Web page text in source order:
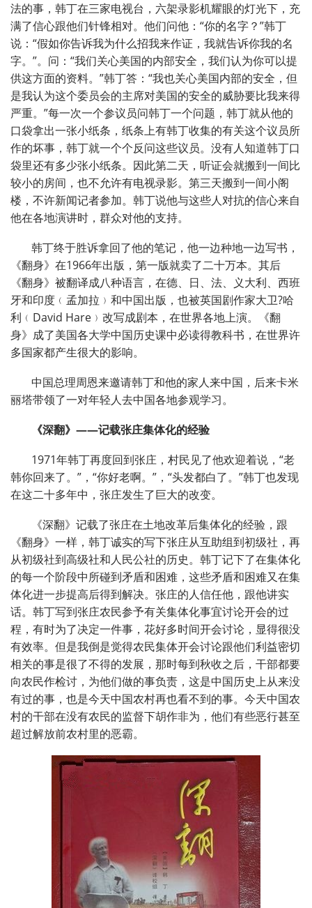
法的事，韩丁在三家电视台，六架录影机耀眼的灯光下，充
满了信心跟他们针锋相对。他们问他：“你的名字？”韩丁
说：“假如你告诉我为什么招我来作证，我就告诉你我的名
字。”。问：“我们关心美国的内部安全，我们认为你可以提
供这方面的资料。”韩丁答：“我也关心美国内部的安全，但
是我认为这个委员会的主席对美国的安全的威胁要比我来得
严重。”每一次一个参议员问韩丁一个问题，韩丁就从他的
口袋拿出一张小纸条，纸条上有韩丁收集的有关这个议员所
作的坏事，韩丁就一个个反问这些议员。没有人知道韩丁口
袋里还有多少张小纸条。因此第二天，听证会就搬到一间比
较小的房间，也不允许有电视录影。第三天搬到一间小阁
楼，不许新闻记者参加。韩丁说他与这些人对抗的信心来自
他在各地演讲时，群众对他的支持。
韩丁终于胜诉拿回了他的笔记，他一边种地一边写书，
《翻身》在1966年出版，第一版就卖了二十万本。其后
《翻身》被翻译成八种语言，在德、日、法、义大利、西班
牙和印度﹙孟加拉﹚和中国出版，也被英国剧作家大卫?哈
利﹙ David Hare ﹚改写成剧本，在世界各地上演。《翻
身》成了美国各大学中国历史课中必读得教科书，在世界许
多国家都产生很大的影响。
中国总理周恩来邀请韩丁和他的家人来中国，后来卡米
丽塔带领了一对年轻人去中国各地参观学习。
《深翻》——记载张庄集体化的经验
1971年韩丁再度回到张庄，村民见了他欢迎着说，“老
韩你回来了。”，“你好老啊。”，“头发都白了。”韩丁也发现
在这二十多年中，张庄发生了巨大的改变。
《深翻》记载了张庄在土地改革后集体化的经验，跟
《翻身》一样，韩丁诚实的写下张庄从互助组到初级社，再
从初级社到高级社和人民公社的历史。韩丁记下了在集体化
的每一个阶段中所碰到矛盾和困难，这些矛盾和困难又在集
体化进一步提高后得到解决。张庄的人信任他，跟他讲实
话。韩丁写到张庄农民参予有关集体化事宜讨论开会的过
程，有时为了决定一件事，花好多时间开会讨论，显得很没
有效率。但是我倒是觉得农民集体开会讨论跟他们利益密切
相关的事是很了不得的发展，那时每到秋收之后，干部都要
向农民作检讨，为他们做的事负责，这是中国历史上从来没
有过的事，也是今天中国农村再也看不到的事。今天中国农
村的干部在没有农民的监督下胡作非为，他们有些恶行甚至
超过解放前农村里的恶霸。